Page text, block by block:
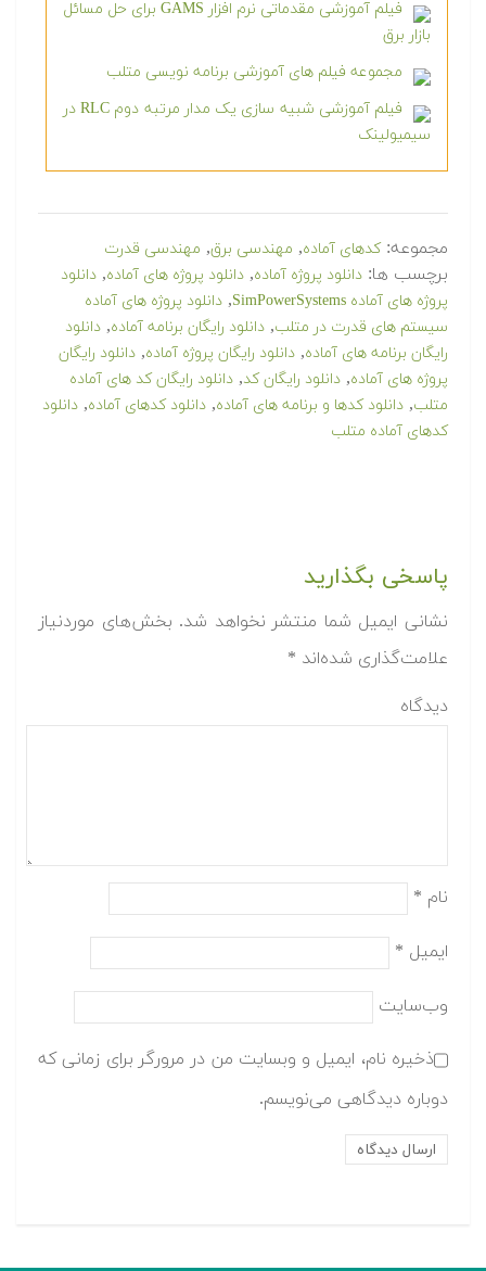
فیلم آموزشی مقدماتی نرم افزار GAMS برای حل مسائل
بازار برق
مجموعه فیلم های آموزشی برنامه نویسی متلب
فیلم آموزشی شبیه سازی یک مدار مرتبه دوم RLC در
سیمیولینک
مجموعه:کدهای آماده, مهندسی برق, مهندسی قدرت
برچسب ها: دانلود پروژه آماده, دانلود پروژه های آماده, دانلود
پروژه های آماده SimPowerSystems
, دانلود پروژه های آماده
سیستم های قدرت در متلب, دانلود رایگان برنامه آماده, دانلود
رایگان برنامه های آماده, دانلود رایگان پروژه آماده, دانلود رایگان
پروژه های آماده, دانلود رایگان کد, دانلود رایگان کد های آماده
متلب, دانلود کدها و برنامه های آماده, دانلود کدهای آماده, دانلود
کدهای آماده متلب
پاسخی بگذارید
نشانی ایمیل شما منتشر نخواهد شد. بخش‌های موردنیاز
علامت‌گذاری شده‌اند *
دیدگاه
نام *
ایمیل *
وب‌سایت
ذخیره نام، ایمیل و وبسایت من در مرورگر برای زمانی که
دوباره دیدگاهی می‌نویسم.